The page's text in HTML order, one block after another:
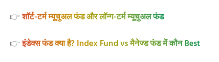
👉शॉर्ट-टर्म म्यूचुअल फंड और लॉन्ग-टर्म म्यूचुअल फंड
👉इंडेक्स फंड क्या है? Index Fund vs मैनेज्ड फंड में कौन Best